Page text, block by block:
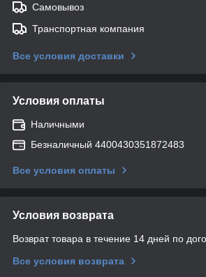
Самовывоз
Транспортная компания
Все условия доставки
Условия оплаты
Наличными
Безналичный 4400430351872483
Все условия оплаты
Условия возврата
Возврат товара в течение 14 дней по
Все условия возврата